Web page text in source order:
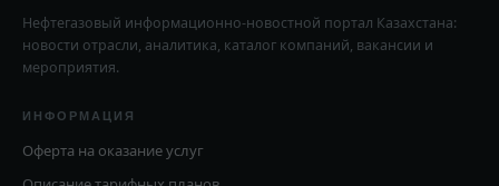
Нефтегазовый информационно-новостной портал Казахстана:
новости отрасли, аналитика, каталог компаний, вакансии и
мероприятия.
ИНФОРМАЦИЯ
Оферта на оказание услуг